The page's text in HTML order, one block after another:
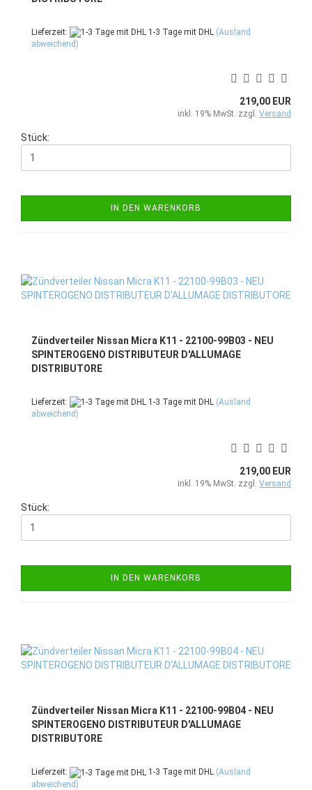
Lieferzeit: 1-3 Tage mit DHL (Ausland
abweichend)
219,00 EUR
inkl. 19% MwSt. zzgl. Versand
Stück:
IN DEN WARENKORB
Zündverteiler Nissan Micra K11 - 22100-99B03 - NEU
SPINTEROGENO DISTRIBUTEUR D'ALLUMAGE
DISTRIBUTORE
Lieferzeit: 1-3 Tage mit DHL (Ausland
abweichend)
219,00 EUR
inkl. 19% MwSt. zzgl. Versand
Stück:
IN DEN WARENKORB
Zündverteiler Nissan Micra K11 - 22100-99B04 - NEU
SPINTEROGENO DISTRIBUTEUR D'ALLUMAGE
DISTRIBUTORE
Lieferzeit: 1-3 Tage mit DHL (Ausland
abweichend)